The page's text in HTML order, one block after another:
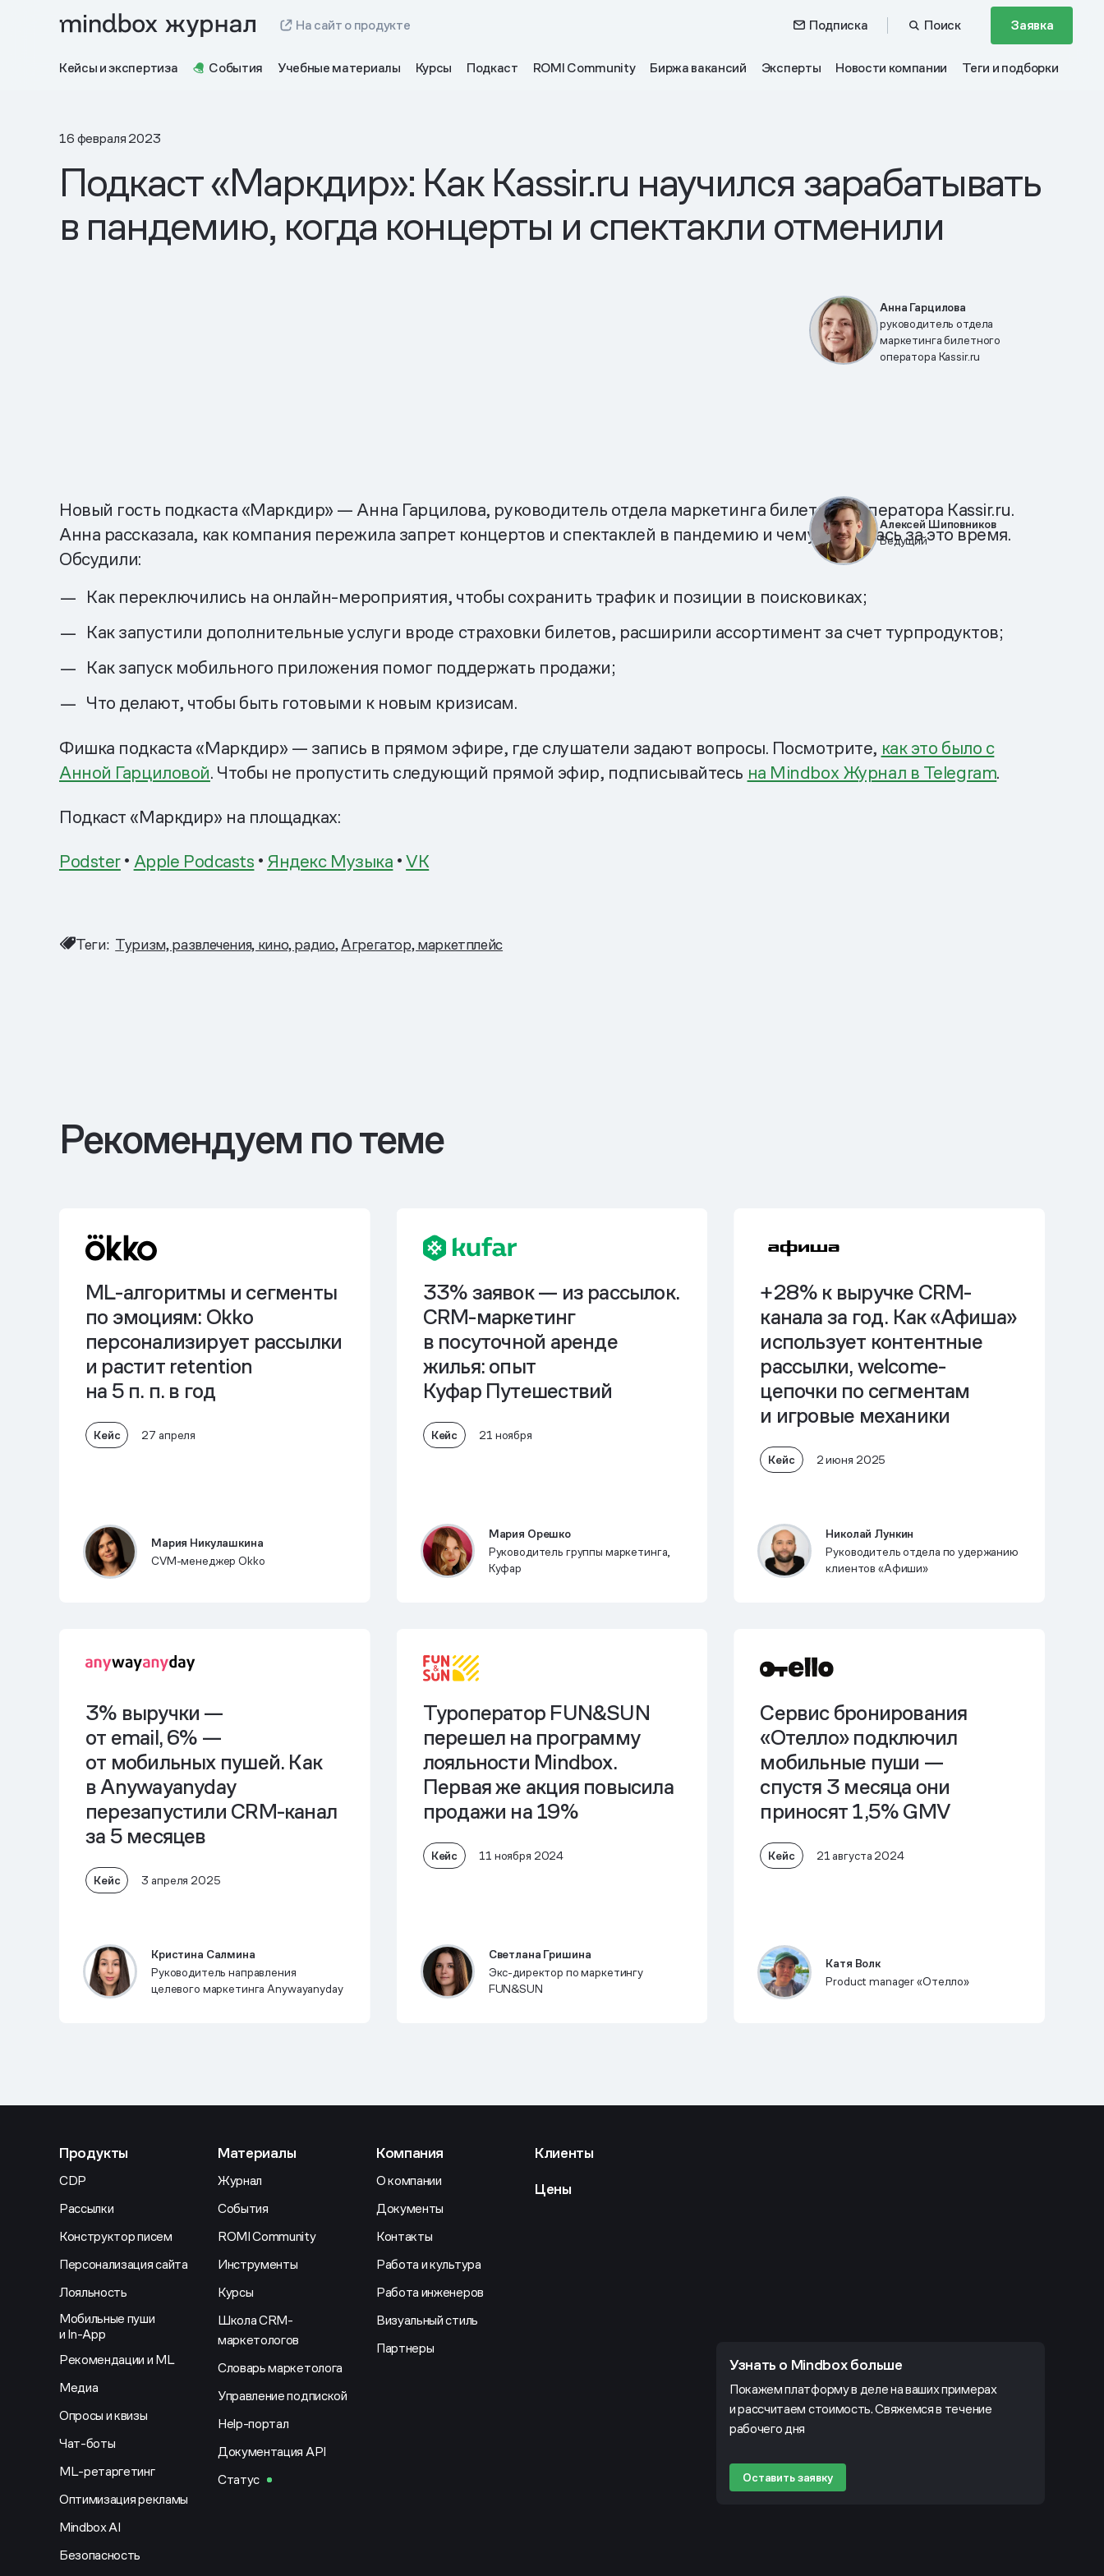
На сайт о продукте Подписка Поиск Заявка
Кейсы и экспертиза События Учебные материалы Курсы Подкаст ROMI Community Биржа вакансий Эксперты Новости компании Теги и подборки
16 февраля 2023
Подкаст «Маркдир»: Как Kassir.ru научился зарабатывать
в пандемию, когда концерты и спектакли отменили
Анна Гарцилова
руководитель отдела
маркетинга билетного
оператора Kassir.ru
Алексей Шиповников
Ведущий
Новый гость подкаста «Маркдир» — Анна Гарцилова, руководитель отдела маркетинга билетного оператора Kassir.ru.
Анна рассказала, как компания пережила запрет концертов и спектаклей в пандемию и чему научилась за это время.
Обсудили:
Как переключились на онлайн-мероприятия, чтобы сохранить трафик и позиции в поисковиках;
Как запустили дополнительные услуги вроде страховки билетов, расширили ассортимент за счет турпродуктов;
Как запуск мобильного приложения помог поддержать продажи;
Что делают, чтобы быть готовыми к новым кризисам.
Фишка подкаста «Маркдир» — запись в прямом эфире, где слушатели задают вопросы. Посмотрите, как это было с
Анной Гарциловой. Чтобы не пропустить следующий прямой эфир, подписывайтесь на Mindbox Журнал в Telegram.
Подкаст «Маркдир» на площадках:
Podster• Apple Podcasts • Яндекс Музыка •VK
Теги: Туризм, развлечения, кино, радио Агрегатор, маркетплейс
Рекомендуем по теме
ML-алгоритмы и сегменты
по эмоциям: Okko
персонализирует рассылки
и растит retention
на 5 п. п. в год
Кейс 27 апреля
Мария Никулашкина
CVM-менеджер Okko
33% заявок — из рассылок.
CRМ-маркетинг
в посуточной аренде
жилья: опыт
Куфар Путешествий
Кейс 21 ноября
Мария Орешко
Руководитель группы маркетинга,
Куфар
+28% к выручке CRM-
каналаза год. Как «Афиша»
использует контентные
рассылки, welcome-
цепочки по сегментам
и игровые механики
Кейс 2 июня 2025
Николай Лункин
Руководитель отдела по удержанию
клиентов «Афиши»
3% выручки —
от email, 6% —
от мобильных пушей. Как
в Anywayanyday
перезапустили CRM-канал
за 5 месяцев
Кейс 3 апреля 2025
Кристина Салмина
Руководитель направления
целевого маркетинга Anywayanyday
Туроператор FUN&SUN
перешел на программу
лояльности Mindbox.
Первая же акция повысила
продажи на 19%
Кейс 11 ноября 2024
Светлана Гришина
Экс-директор по маркетингу
FUN&SUN
Сервис бронирования
«Отелло» подключил
мобильные пуши —
спустя 3 месяца они
приносят 1,5% GMV
Кейс 21 августа 2024
Катя Волк
Product manager «Отелло»
Продукты
CDP
Рассылки
Конструктор писем
Персонализация сайта
Лояльность
Мобильные пуши
и In-App
Рекомендации и ML
Медиа
Опросы и квизы
Чат-боты
ML-ретаргетинг
Оптимизация рекламы
Mindbox AI
Безопасность
Материалы
Журнал
События
ROMI Community
Инструменты
Курсы
Школа CRM-
маркетологов
Словарь маркетолога
Управление подпиской
Help-портал
Документация API
Статус
Компания
О компании
Документы
Контакты
Работа и культура
Работа инженеров
Визуальный стиль
Партнеры
Клиенты
Цены
Узнать о Mindbox больше
Покажем платформу в деле на ваших примерах
и рассчитаем стоимость. Свяжемся в течение
рабочего дня
Оставить заявку